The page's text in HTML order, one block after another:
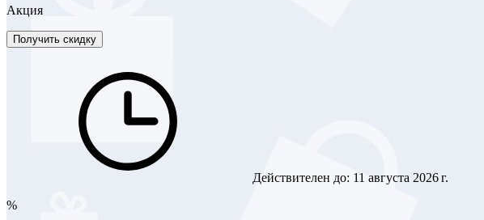
Акция
Получить скидку
Действителен до: 11 августа 2026 г.
%